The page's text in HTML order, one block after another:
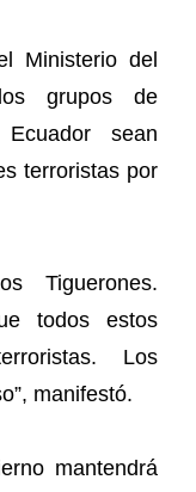
Ministerio del
grupos de
sean
terroristas por
Tiguerones.
todos estos
Los
manifestó.
mantendrá